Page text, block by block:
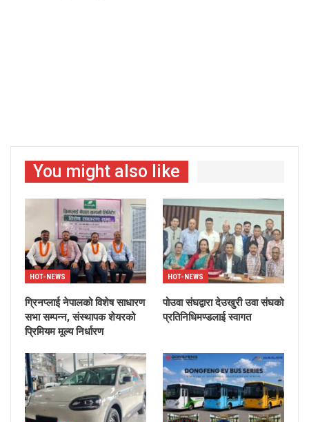
You might also like
HOT-NEWS
ग्रिनप्लाई नेपालको विशेष साधारण
सभा सम्पन्न, संस्थापक शेयरको
प्रिमियम मूल्य निर्धारण
HOT-NEWS
पोउवा संघद्वारा देउखुरी उवा संघको
प्रतिनिधिमण्डलाई स्वागत